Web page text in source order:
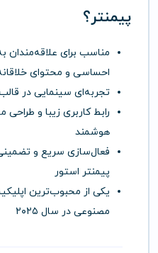
پیمنتر؟
مناسب برای علاقه‌مندان
احساسی و محتوای
تجربه‌ای سینمایی در
رابط کاربری زیبا و طراحی
هوشمند
فعال‌سازی سریع و
پیمنتر استور
یکی از محبوب‌ترین
مصنوعی در سال ۲۰۲۵